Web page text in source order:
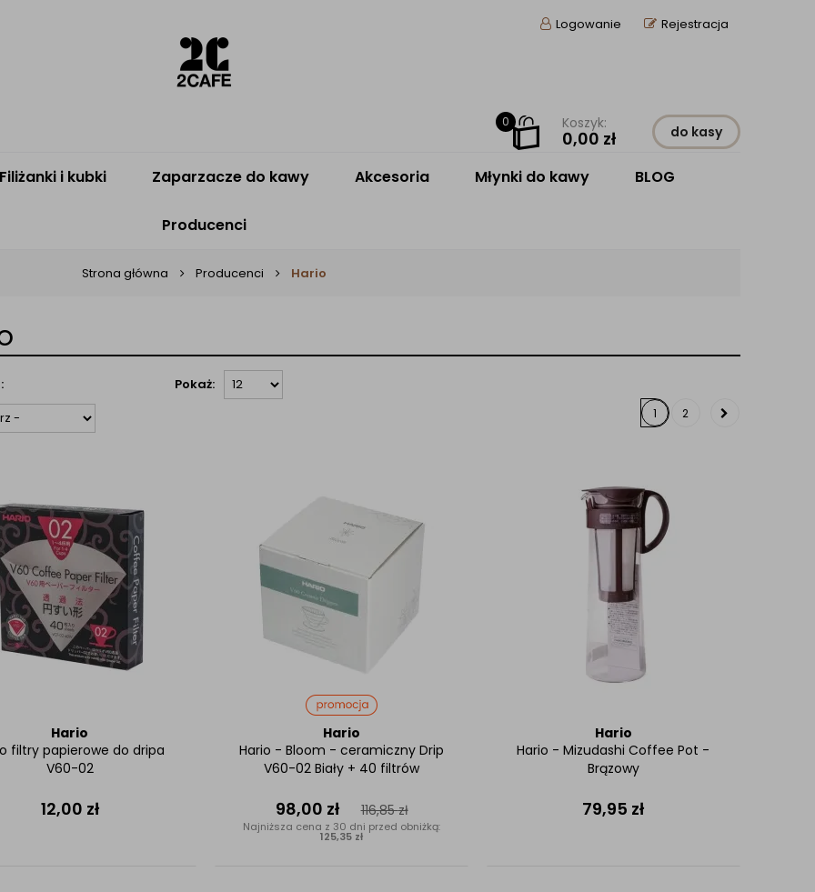
Logowanie Rejestracja
0 Koszyk:
0,00 zł do kasy
Filiżanki i kubki Zaparzacze do kawy Akcesoria Młynki do kawy BLOG
Producenci
Strona główna Producenci Hario
Pokaż:
1 2
Hario
filtry papierowe do dripa
V60-02
12,00 zł
Hario
Hario - Bloom - ceramiczny Drip
V60-02 Biały + 40 filtrów
98,00 zł 116,85zł
Najniższa cena z 30 dni przed obniżką:
125,35 zł
Hario
Hario - Mizudashi Coffee Pot -
Brązowy
79,95 zł